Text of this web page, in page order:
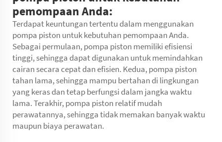
pemompaan Anda:
Terdapat keuntungan tertentu dalam menggunakan
pompa piston untuk kebutuhan pemompaan Anda.
Sebagai permulaan, pompa piston memiliki efisiensi
tinggi, sehingga dapat digunakan untuk memindahkan
cairan secara cepat dan efisien. Kedua, pompa piston
tahan lama, sehingga mampu bertahan di lingkungan
yang keras dan tetap berfungsi dalam jangka waktu
lama. Terakhir, pompa piston relatif mudah
perawatannya, sehingga tidak memakan banyak waktu
maupun biaya perawatan.